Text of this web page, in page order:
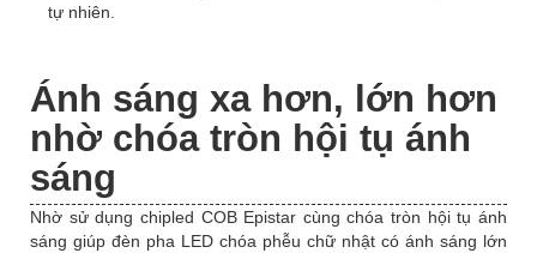
tự nhiên.
Ánh sáng xa hơn, lớn hơn
nhờ chóa tròn hội tụ ánh
sáng
Nhờ sử dụng chipled COB Epistar cùng chóa tròn hội tụ ánh
sáng giúp đèn pha LED chóa phễu chữ nhật có ánh sáng lớn